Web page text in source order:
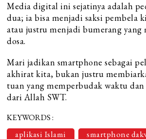
Media digital ini sejatinya adalah
dua; ia bisa menjadi saksi pembela
atau justru menjadi bumerang yang
dosa.
Mari jadikan smartphone sebagai
akhirat kita, bukan justru
tuan yang memperbudak waktu
dari Allah SWT.
KEYWORDS :
aplikasi Islami
smartphone